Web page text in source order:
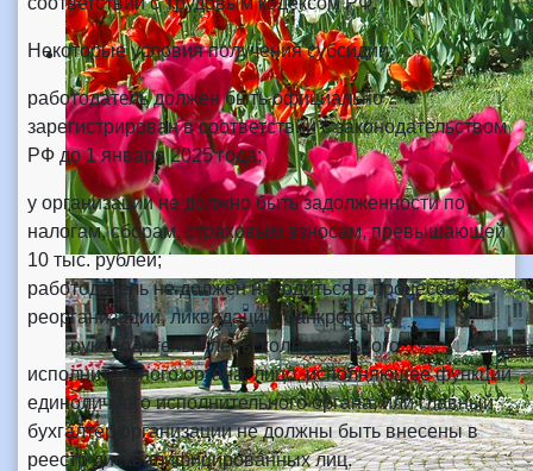
Некоторые условия получения субсидии:
работодатель должен быть официально
зарегистрирован в соответствии с законодательством
РФ до 1 января 2025 года;
у организации не должно быть задолженности по
налогам, сборам, страховым взносам, превышающей
10 тыс. рублей;
работодатель не должен находиться в процессе
реорганизации, ликвидации, банкротства;
руководитель, члены коллегиального
исполнительного органа, лицо, исполняющее функции
единоличного исполнительного органа, или главный
бухгалтер организации не должны быть внесены в
реестр дисквалифицированных лиц.